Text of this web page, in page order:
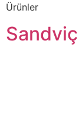
Ürünler